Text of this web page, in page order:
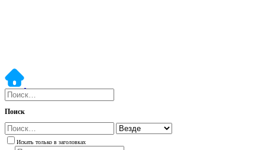
Поиск
Искать только в заголовках